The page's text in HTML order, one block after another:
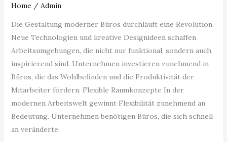
Home/ Admin
Die Gestaltung moderner Büros durchläuft eine Revolution.
Neue Technologien und kreative Designideen schaffen
Arbeitsumgebungen, die nicht nur funktional, sondern auch
inspirierend sind. Unternehmen investieren zunehmend in
Büros, die das Wohlbefinden und die Produktivität der
Mitarbeiter fördern. Flexible Raumkonzepte In der
modernen Arbeitswelt gewinnt Flexibilität zunehmend an
Bedeutung. Unternehmen benötigen Büros, die sich schnell
an veränderte